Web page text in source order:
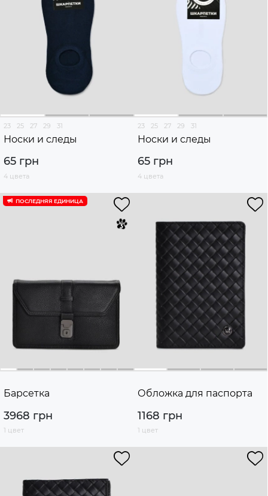
23 25 27 29 31
Носки и следы
65 грн
4 цвета
23 25 27 29 31
Носки и следы
65 грн
4 цвета
ПОСЛЕДНЯЯ ЕДИНИЦА
Барсетка
3968 грн
1 цвет
Обложка для паспорта
1168 грн
1 цвет